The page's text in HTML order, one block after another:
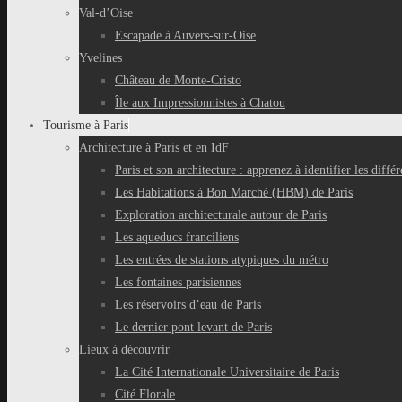
Val-d’Oise
Escapade à Auvers-sur-Oise
Yvelines
Château de Monte-Cristo
Île aux Impressionnistes à Chatou
Tourisme à Paris
Architecture à Paris et en IdF
Paris et son architecture : apprenez à identifier les
Les Habitations à Bon Marché (HBM) de Paris
Exploration architecturale autour de Paris
Les aqueducs franciliens
Les entrées de stations atypiques du métro
Les fontaines parisiennes
Les réservoirs d’eau de Paris
Le dernier pont levant de Paris
Lieux à découvrir
La Cité Internationale Universitaire de Paris
Cité Florale